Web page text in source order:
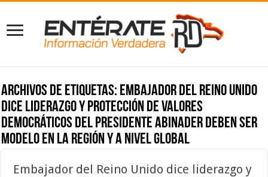
Archivos de etiquetas: Embajador del Reino Unido
dice liderazgo y protección de valores
democráticos del presidente Abinader deben ser
modelo en la región y a nivel global
Embajador del Reino Unido dice liderazgo y